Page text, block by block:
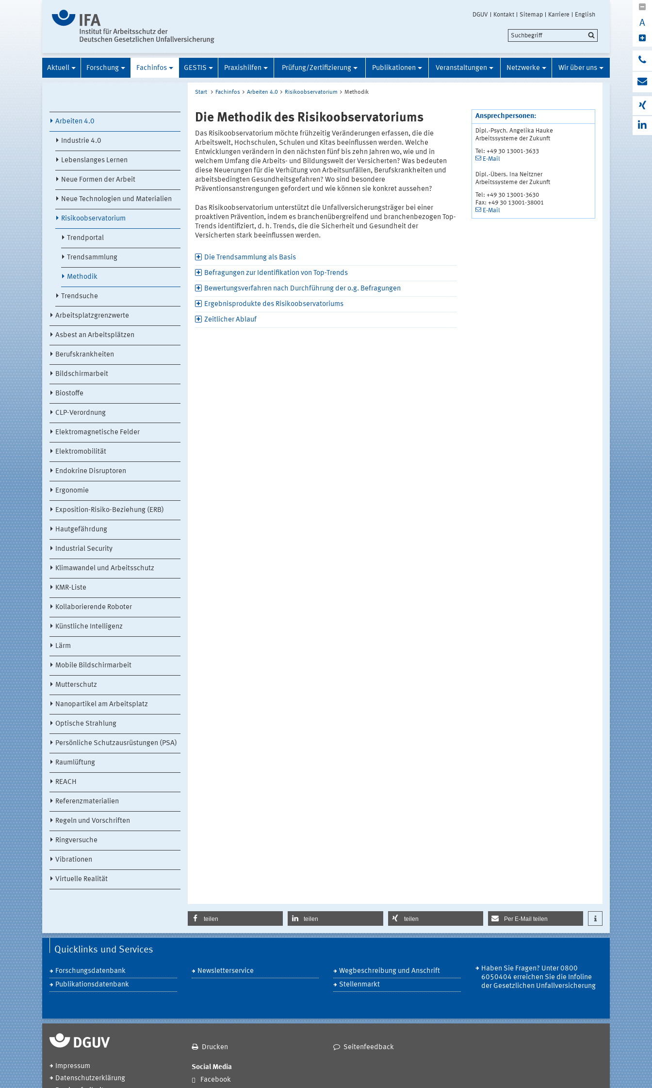
DGUV Kontakt Sitemap Karriere English
A
Aktuell Forschung Fachinfos GESTIS Praxishilfen Prüfung/Zertifizierung Publikationen Veranstaltungen Netzwerke Wir über uns
Arbeiten 4.0
Industrie 4.0
Lebenslanges Lernen
Neue Formen der Arbeit
Neue Technologien und Materialien
Risikoobservatorium
Trendportal
Trendsammlung
Methodik
Trendsuche
Arbeitsplatzgrenzwerte
Asbest an Arbeitsplätzen
Berufskrankheiten
Bildschirmarbeit
Biostoffe
CLP-Verordnung
Elektromagnetische Felder
Elektromobilität
Endokrine Disruptoren
Ergonomie
Exposition-Risiko-Beziehung (ERB)
Hautgefährdung
Industrial Security
Klimawandel und Arbeitsschutz
KMR-Liste
Kollaborierende Roboter
Künstliche Intelligenz
Lärm
Mobile Bildschirmarbeit
Mutterschutz
Nanopartikel am Arbeitsplatz
Optische Strahlung
Persönliche Schutzausrüstungen (PSA)
Raumlüftung
REACH
Referenzmaterialien
Regeln und Vorschriften
Ringversuche
Vibrationen
Virtuelle Realität
Start Fachinfos Arbeiten 4.0 Risikoobservatorium Methodik
Die Methodik des Risikoobservatoriums
Das Risikoobservatorium möchte frühzeitig Veränderungen erfassen, die die
Arbeitswelt, Hochschulen, Schulen und Kitas beeinflussen werden. Welche
Entwicklungen verändern in den nächsten fünf bis zehn Jahren wo, wie und in
welchem Umfang die Arbeits- und Bildungswelt der Versicherten? Was bedeuten
diese Neuerungen für die Verhütung von Arbeitsunfällen, Berufskrankheiten und
arbeitsbedingten Gesundheitsgefahren? Wo sind besondere
Präventionsanstrengungen gefordert und wie können sie konkret aussehen?
Das Risikoobservatorium unterstützt die Unfallversicherungsträger bei einer
proaktiven Prävention, indem es branchenübergreifend und branchenbezogen Top-
Trends identifiziert, d. h. Trends, die die Sicherheit und Gesundheit der
Versicherten stark beeinflussen werden.
Die Trendsammlung als Basis
Befragungen zur Identifikation von Top-Trends
Bewertungsverfahren nach Durchführung der o.g. Befragungen
Ergebnisprodukte des Risikoobservatoriums
Zeitlicher Ablauf
Ansprechpersonen:
Dipl.-Psych. Angelika Hauke
Arbeitssysteme der Zukunft
Tel: +49 30 13001-3633
E-Mail
Dipl.-Übers. Ina Neitzner
Arbeitssysteme der Zukunft
Tel: +49 30 13001-3630
Fax: +49 30 13001-38001
E-Mail
teilen teilen teilen Per E-Mail teilen
Quicklinks und Services
Forschungsdatenbank
Publikationsdatenbank
Newsletterservice
Wegbeschreibung und Anschrift
Stellenmarkt
Haben Sie Fragen? Unter 0800
6050404 erreichen Sie die Infoline
der Gesetzlichen Unfallversicherung
Drucken Seitenfeedback
Impressum
Datenschutzerklärung
Social Media
Facebook